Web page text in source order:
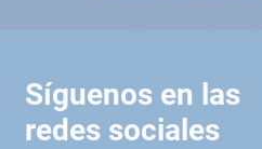
Síguenos en las
redes sociales